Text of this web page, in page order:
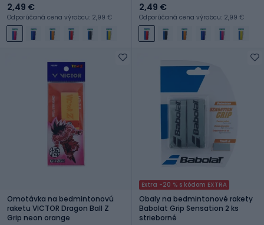
2,49 €
Odporúčaná cena výrobcu: 2,99 €
2,49 €
Odporúčaná cena výrobcu: 2,99 €
Omotávka na bedmintonovú
raketu VICTOR Dragon Ball Z
Grip neon orange
Extra -20 % s kódom EXTRA
Obaly na bedmintonové rakety
Babolat Grip Sensation 2 ks
strieborné